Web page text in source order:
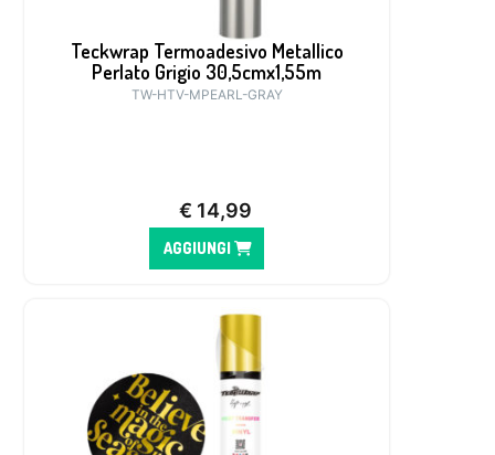
Teckwrap Termoadesivo Metallico
Perlato Grigio 30,5cmx1,55m
TW-HTV-MPEARL-GRAY
€ 14,99
AGGIUNGI